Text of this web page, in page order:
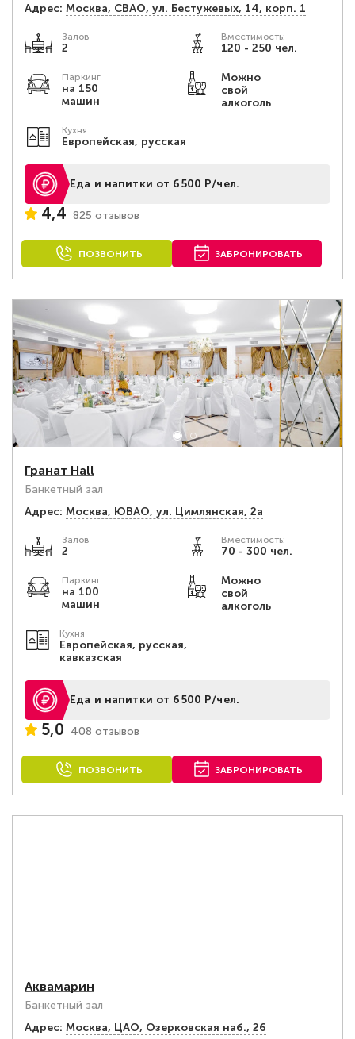
Адрес: Москва, СВАО, ул. Бестужевых, 14, корп. 1
Залов
2
Вместимость:
120 - 250 чел.
Паркинг
на 150
машин
Можно
свой
алкоголь
Кухня
Европейская, русская
Еда и напитки от 6500 Р/чел.
4,4 825 отзывов
ПОЗВОНИТЬ ЗАБРОНИРОВАТЬ
Гранат Hall
Банкетный зал
Адрес: Москва, ЮВАО, ул. Цимлянская, 2а
Залов
2
Вместимость:
70 - 300 чел.
Паркинг
на 100
машин
Можно
свой
алкоголь
Кухня
Европейская, русская,
кавказская
Еда и напитки от 6500 Р/чел.
5,0 408 отзывов
ПОЗВОНИТЬ ЗАБРОНИРОВАТЬ
Аквамарин
Банкетный зал
Адрес: Москва, ЦАО, Озерковская наб., 26